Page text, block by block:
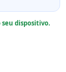
seu dispositivo.